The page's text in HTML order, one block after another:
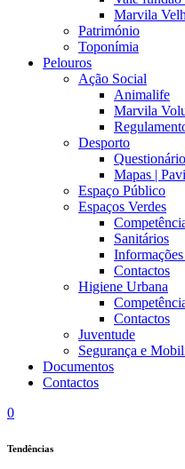
Marvila
Património
Toponímia
Pelouros
Ação Social
Animalife
Marvila
Desporto
Mapas |
Espaço Público
Espaços Verdes
Sanitários
Contactos
Higiene Urbana
Contactos
Juventude
Segurança e
Documentos
Contactos
0
Tendências